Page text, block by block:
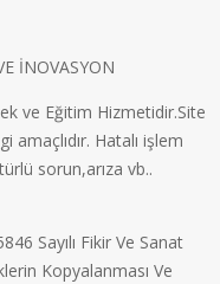
İNOVASYON
ve Eğitim Hizmetidir.Site
Hatalı işlem
sorun,arıza vb..
Sayılı Fikir Ve Sanat
Kopyalanması Ve